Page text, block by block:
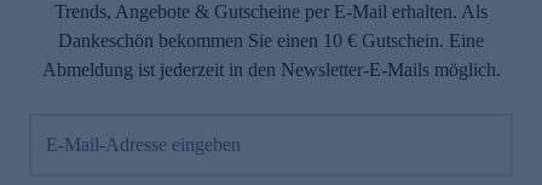
Trends, Angebote & Gutscheine per E-Mail erhalten. Als
Dankeschön bekommen Sie einen 10 € Gutschein. Eine
Abmeldung ist jederzeit in den Newsletter-E-Mails möglich.
E-Mail-Adresse eingeben